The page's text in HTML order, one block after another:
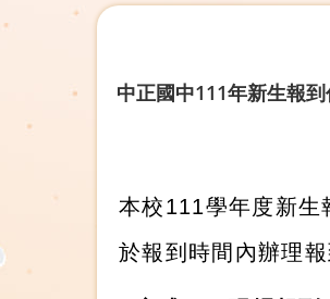
中正國中111年新生報
本校111學年度新生
於報到時間內辦理